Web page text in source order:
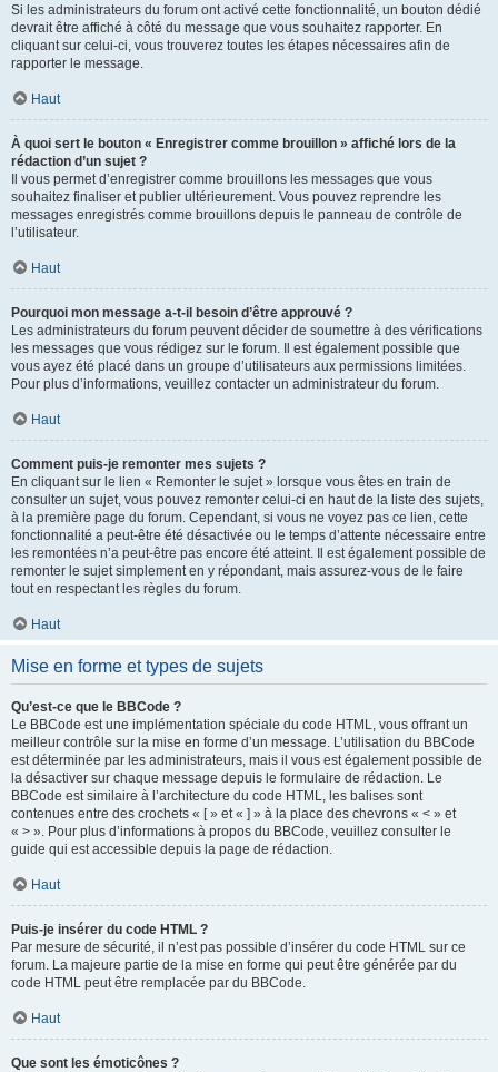
Si les administrateurs du forum ont activé cette fonctionnalité, un bouton dédié
devrait être affiché à côté du message que vous souhaitez rapporter. En
cliquant sur celui-ci, vous trouverez toutes les étapes nécessaires afin de
rapporter le message.
Haut
À quoi sert le bouton « Enregistrer comme brouillon » affiché lors de la
rédaction d’un sujet ?
Il vous permet d’enregistrer comme brouillons les messages que vous
souhaitez finaliser et publier ultérieurement. Vous pouvez reprendre les
messages enregistrés comme brouillons depuis le panneau de contrôle de
l’utilisateur.
Haut
Pourquoi mon message a-t-il besoin d’être approuvé ?
Les administrateurs du forum peuvent décider de soumettre à des vérifications
les messages que vous rédigez sur le forum. Il est également possible que
vous ayez été placé dans un groupe d’utilisateurs aux permissions limitées.
Pour plus d’informations, veuillez contacter un administrateur du forum.
Haut
Comment puis-je remonter mes sujets ?
En cliquant sur le lien « Remonter le sujet » lorsque vous êtes en train de
consulter un sujet, vous pouvez remonter celui-ci en haut de la liste des sujets,
à la première page du forum. Cependant, si vous ne voyez pas ce lien, cette
fonctionnalité a peut-être été désactivée ou le temps d’attente nécessaire entre
les remontées n’a peut-être pas encore été atteint. Il est également possible de
remonter le sujet simplement en y répondant, mais assurez-vous de le faire
tout en respectant les règles du forum.
Haut
Mise en forme et types de sujets
Qu’est-ce que le BBCode ?
Le BBCode est une implémentation spéciale du code HTML, vous offrant un
meilleur contrôle sur la mise en forme d’un message. L’utilisation du BBCode
est déterminée par les administrateurs, mais il vous est également possible de
la désactiver sur chaque message depuis le formulaire de rédaction. Le
BBCode est similaire à l’architecture du code HTML, les balises sont
contenues entre des crochets « [ » et « ] » à la place des chevrons « < » et
« > ». Pour plus d’informations à propos du BBCode, veuillez consulter le
guide qui est accessible depuis la page de rédaction.
Haut
Puis-je insérer du code HTML ?
Par mesure de sécurité, il n’est pas possible d’insérer du code HTML sur ce
forum. La majeure partie de la mise en forme qui peut être générée par du
code HTML peut être remplacée par du BBCode.
Haut
Que sont les émoticônes ?